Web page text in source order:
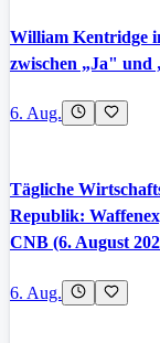
William Kentridge
zwischen „Ja" und
6. Aug.
Tägliche
Republik:
CNB (6. August
6. Aug.